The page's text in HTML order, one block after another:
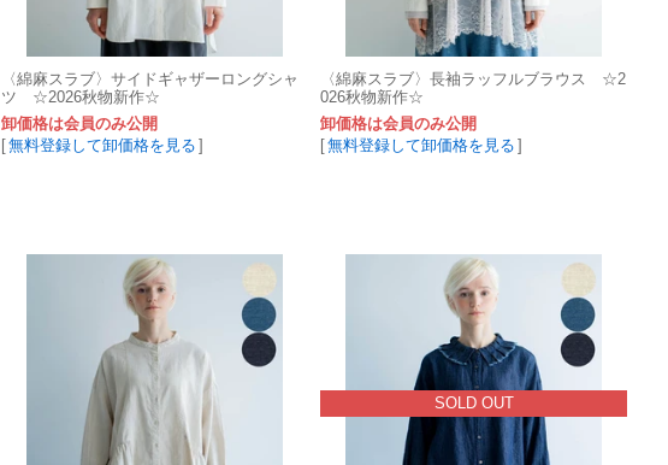
〈綿麻スラブ〉サイドギャザーロングシャ
ツ ☆2026秋物新作☆
卸価格は会員のみ公開
[無料登録して卸価格を見る ]
〈綿麻スラブ〉長袖ラッフルブラウス ☆2
026秋物新作☆
卸価格は会員のみ公開
[無料登録して卸価格を見る ]
SOLD OUT